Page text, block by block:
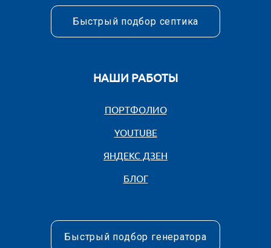
ОТВЕТИМ В ЛЮБОЕ
+7 (495) 150-68-00